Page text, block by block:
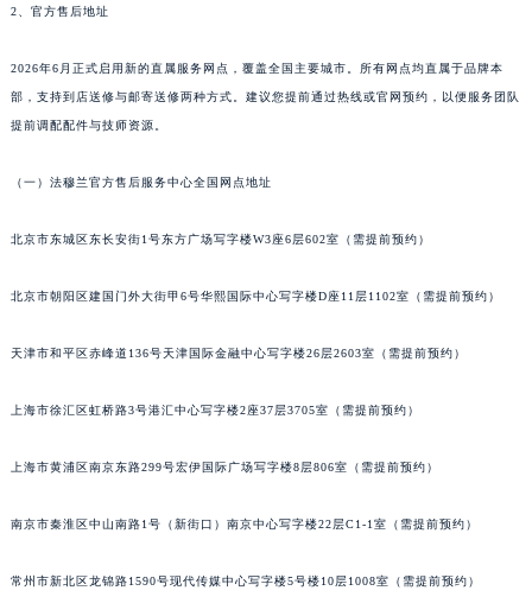
2、官方售后地址
2026年6月正式启用新的直属服务网点，覆盖全国主要城市。所有网点均直属于品牌本
部，支持到店送修与邮寄送修两种方式。建议您提前通过热线或官网预约，以便服务团队
提前调配配件与技师资源。
（一）法穆兰官方售后服务中心全国网点地址
北京市东城区东长安街1号东方广场写字楼W3座6层602室（需提前预约）
北京市朝阳区建国门外大街甲6号华熙国际中心写字楼D座11层1102室（需提前预约）
天津市和平区赤峰道136号天津国际金融中心写字楼26层2603室（需提前预约）
上海市徐汇区虹桥路3号港汇中心写字楼2座37层3705室（需提前预约）
上海市黄浦区南京东路299号宏伊国际广场写字楼8层806室（需提前预约）
南京市秦淮区中山南路1号（新街口）南京中心写字楼22层C1-1室（需提前预约）
常州市新北区龙锦路1590号现代传媒中心写字楼5号楼10层1008室（需提前预约）